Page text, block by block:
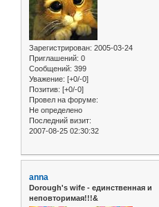
Зарегистрирован: 2005-03-24
Приглашений: 0
Сообщений: 399
Уважение: [+0/-0]
Позитив: [+0/-0]
Провел на форуме:
Не определено
Последний визит:
2007-08-25 02:30:32
anna
Dorough's wife - единственная и
неповторимая!!!&